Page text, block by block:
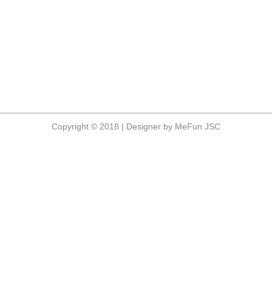
Copyright © 2018 | Designer by MeFun JSC